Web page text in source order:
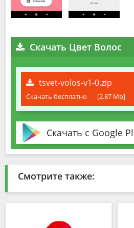
Скачать Цвет Волос
tsvet-volos-v1-0.zip
Скачать бесплатно [2.87 Mb]
Скачать с Google
Смотрите также: